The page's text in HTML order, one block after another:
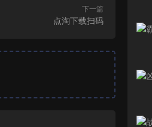
下一篇
点淘下载扫码